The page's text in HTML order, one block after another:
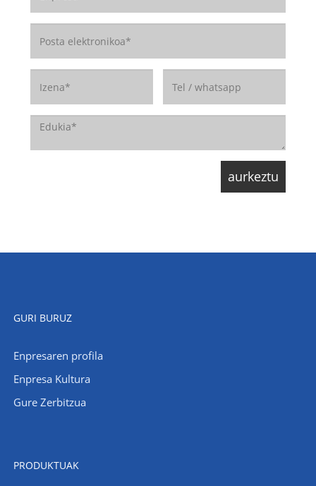
GURI BURUZ
Enpresaren profila
Enpresa Kultura
Gure Zerbitzua
PRODUKTUAK